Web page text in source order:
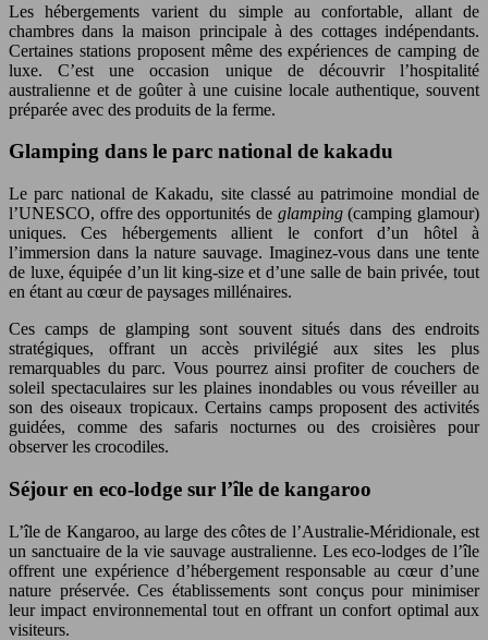
Les hébergements varient du simple au confortable, allant de
chambres dans la maison principale à des cottages indépendants.
Certaines stations proposent même des expériences de camping de
luxe. C’est une occasion unique de découvrir l’hospitalité
australienne et de goûter à une cuisine locale authentique, souvent
préparée avec des produits de la ferme.
Glamping dans le parc national de kakadu
Le parc national de Kakadu, site classé au patrimoine mondial de
l’UNESCO, offre des opportunités de glamping(camping glamour)
uniques. Ces hébergements allient le confort d’un hôtel à
l’immersion dans la nature sauvage. Imaginez-vous dans une tente
de luxe, équipée d’un lit king-size et d’une salle de bain privée, tout
en étant au cœur de paysages millénaires.
Ces camps de glamping sont souvent situés dans des endroits
stratégiques, offrant un accès privilégié aux sites les plus
remarquables du parc. Vous pourrez ainsi profiter de couchers de
soleil spectaculaires sur les plaines inondables ou vous réveiller au
son des oiseaux tropicaux. Certains camps proposent des activités
guidées, comme des safaris nocturnes ou des croisières pour
observer les crocodiles.
Séjour en eco-lodge sur l’île de kangaroo
L’île de Kangaroo, au large des côtes de l’Australie-Méridionale, est
un sanctuaire de la vie sauvage australienne. Les eco-lodges de l’île
offrent une expérience d’hébergement responsable au cœur d’une
nature préservée. Ces établissements sont conçus pour minimiser
leur impact environnemental tout en offrant un confort optimal aux
visiteurs.